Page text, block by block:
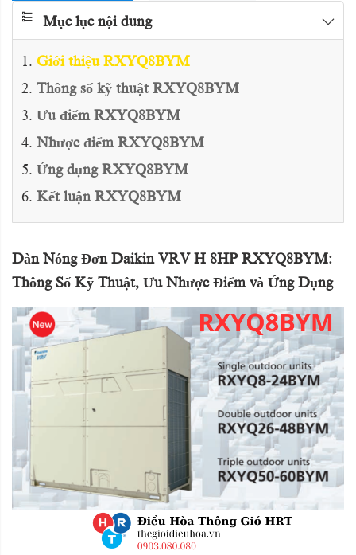
Mục lục nội dung
Giới thiệu RXYQ8BYM
Thông số kỹ thuật RXYQ8BYM
Ưu điểm RXYQ8BYM
Nhược điểm RXYQ8BYM
Ứng dụng RXYQ8BYM
Kết luận RXYQ8BYM
Dàn Nóng Đơn Daikin VRV H 8HP RXYQ8BYM:
Thông Số Kỹ Thuật, Ưu Nhược Điểm và Ứng Dụng